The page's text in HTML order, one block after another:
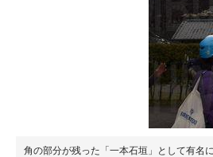
角の部分が残った「一本石垣」として有名